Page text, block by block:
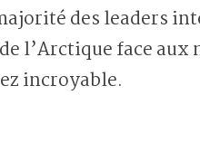
des leaders
l’Arctique face
incroyable.